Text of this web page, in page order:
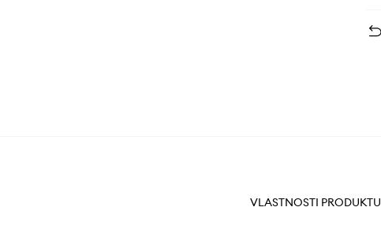
VLASTNOSTI PRODUKTU